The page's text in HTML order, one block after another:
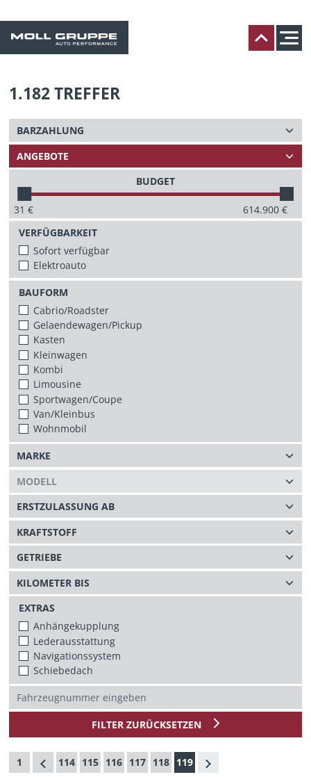
1.182TREFFER
BUDGET
31 € 614.900€
VERFÜGBARKEIT
Sofort verfügbar
Elektroauto
BAUFORM
Cabrio/Roadster
Gelaendewagen/Pickup
Kasten
Kleinwagen
Kombi
Limousine
Sportwagen/Coupe
Van/Kleinbus
Wohnmobil
EXTRAS
Anhängekupplung
Lederausstattung
Navigationssystem
Schiebedach
FILTER ZURÜCKSETZEN
1 114 115 116 117 118 119